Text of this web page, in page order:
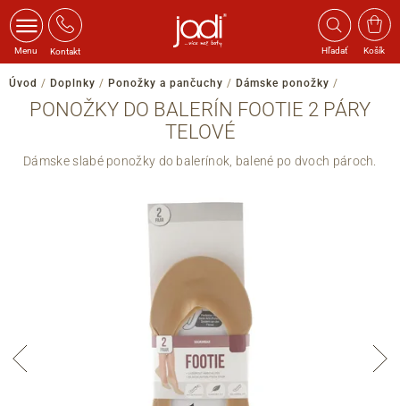
Menu Kontakt Hľadať Košík
Úvod / Doplnky / Ponožky a pančuchy / Dámske ponožky /
PONOŽKY DO BALERÍN FOOTIE 2 PÁRY
TELOVÉ
Dámske slabé ponožky do balerínok, balené po dvoch pároch.